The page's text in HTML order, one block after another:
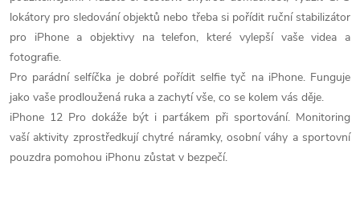
lokátory pro sledování objektů nebo třeba si pořídit ruční stabilizátor
pro iPhone a objektivy na telefon, které vylepší vaše videa a
fotografie.
Pro parádní selfíčka je dobré pořídit selfie tyč na iPhone. Funguje
jako vaše prodloužená ruka a zachytí vše, co se kolem vás děje.
iPhone 12 Pro dokáže být i parťákem při sportování. Monitoring
vaší aktivity zprostředkují chytré náramky, osobní váhy a sportovní
pouzdra pomohou iPhonu zůstat v bezpečí.